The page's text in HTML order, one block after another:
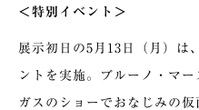
＜特別イベント＞
展示初日の5月13日（月）は
ントを実施。ブルーノ・マ
ガスのショーでおなじみの